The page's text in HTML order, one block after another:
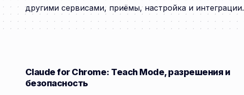
другими сервисами, приёмы, настройка и интеграции.
Claude for Chrome: Teach Mode, разрешения и
безопасность